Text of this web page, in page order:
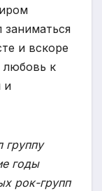
заниматься
и вскоре
любовь к
и
группу
годы
рок-групп